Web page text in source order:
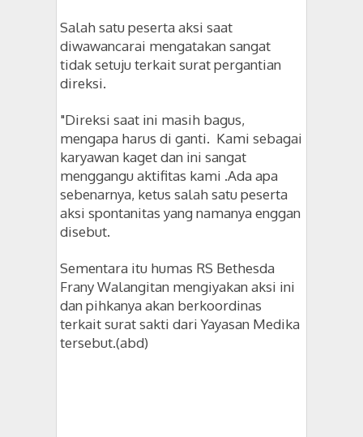
Salah satu peserta aksi saat
diwawancarai mengatakan sangat
tidak setuju terkait surat pergantian
direksi.
"Direksi saat ini masih bagus,
mengapa harus di ganti. Kami sebagai
karyawan kaget dan ini sangat
menggangu aktifitas kami .Ada apa
sebenarnya, ketus salah satu peserta
aksi spontanitas yang namanya enggan
disebut.
Sementara itu humas RS Bethesda
Frany Walangitan mengiyakan aksi ini
dan pihkanya akan berkoordinas
terkait surat sakti dari Yayasan Medika
tersebut.(abd)